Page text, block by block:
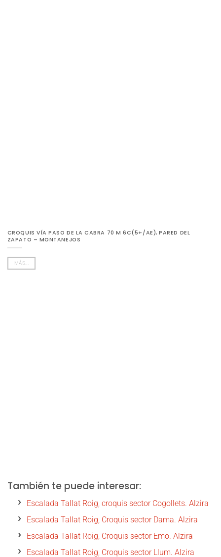
CROQUIS VÍA PASO DE LA CABRA 70 M 6C(5+/AE), PARED DEL
ZAPATO – MONTANEJOS
MÁS...
También te puede interesar:
Escalada Tallat Roig, croquis sector Cogollets. Alzira
Escalada Tallat Roig, Croquis sector Dama. Alzira
Escalada Tallat Roig, Croquis sector Emo. Alzira
Escalada Tallat Roig, Croquis sector Llum. Alzira